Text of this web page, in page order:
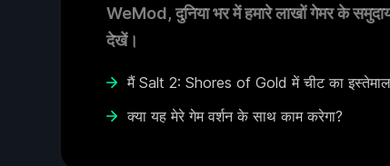
WeMod, दुनिया भर में हमारे लाखों गेमर के
देखें।
मैं Salt 2: Shores of Gold में चीट का
क्या यह मेरे गेम वर्शन के साथ काम करेगा?